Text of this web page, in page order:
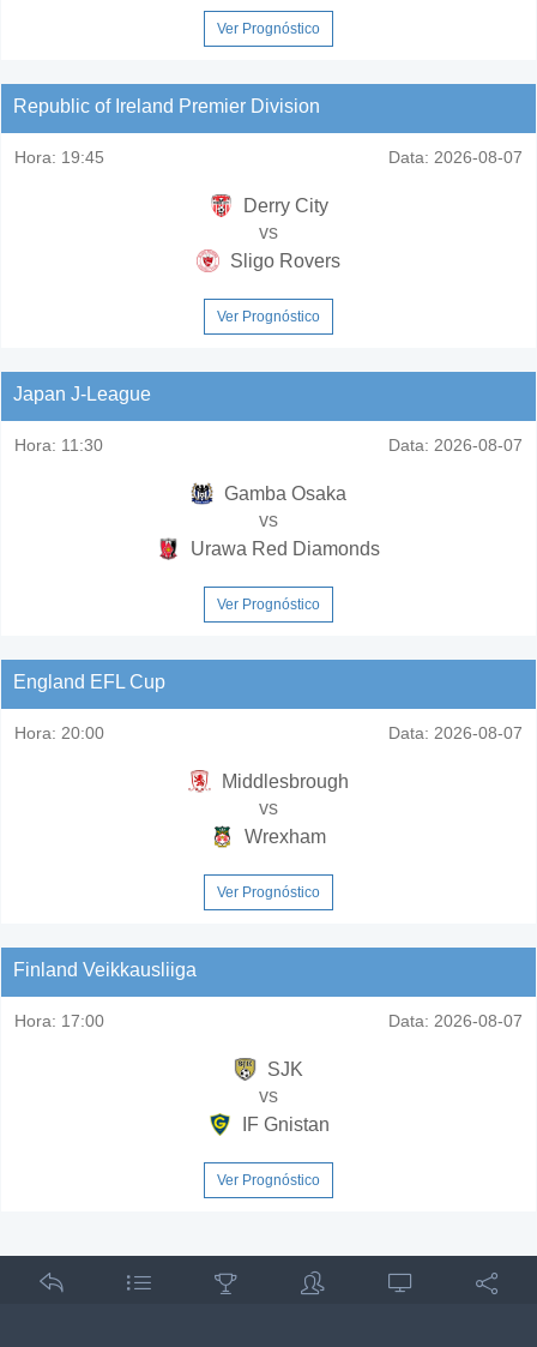
Ver Prognóstico
Republic of Ireland Premier Division
Hora: 19:45 Data: 2026-08-07
Derry City
vs
Sligo Rovers
Ver Prognóstico
Japan J-League
Hora: 11:30 Data: 2026-08-07
Gamba Osaka
vs
Urawa Red Diamonds
Ver Prognóstico
England EFL Cup
Hora: 20:00 Data: 2026-08-07
Middlesbrough
vs
Wrexham
Ver Prognóstico
Finland Veikkausliiga
Hora: 17:00 Data: 2026-08-07
SJK
vs
IF Gnistan
Ver Prognóstico